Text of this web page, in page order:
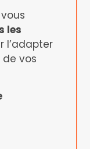
les
l’adapter
vos